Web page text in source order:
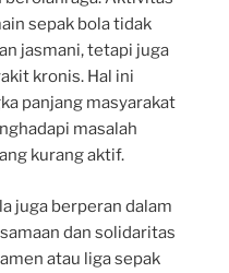
sepak bola tidak
jasmani, tetapi juga
kronis. Hal ini
panjang masyarakat
masalah
kurang aktif.
juga berperan dalam
dan solidaritas
atau liga sepak